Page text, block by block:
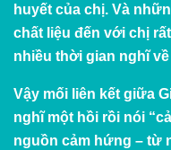
huyết của chị. Và
chất liệu đến với chị
nhiều thời gian nghĩ
Vậy mối liên kết giữa
nghĩ một hồi rồi nói
nguồn cảm hứng – từ